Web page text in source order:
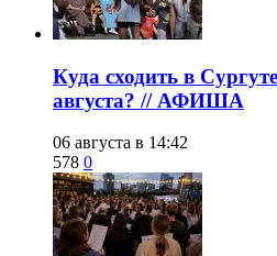
​Куда сходить в
августа? // АФИША
06 августа в 14:42
578 0